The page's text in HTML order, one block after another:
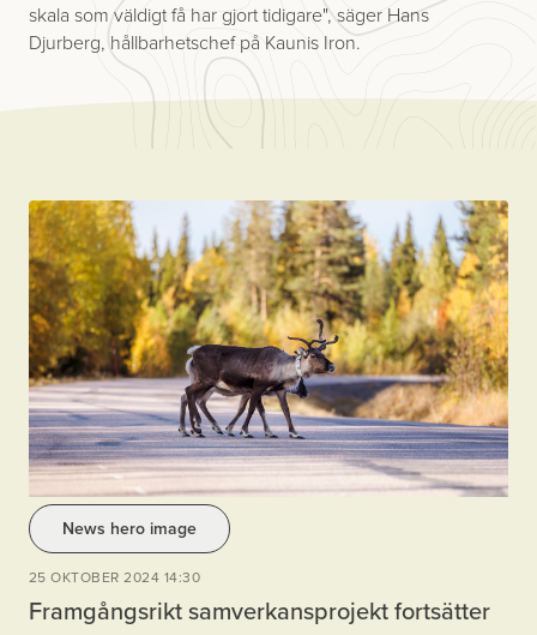
skala som väldigt få har gjort tidigare", säger Hans
Djurberg, hållbarhets­chef på Kaunis Iron.
News hero image
25 OKTOBER 2024 14:30
Framgångsrikt samverkansprojekt fortsätter